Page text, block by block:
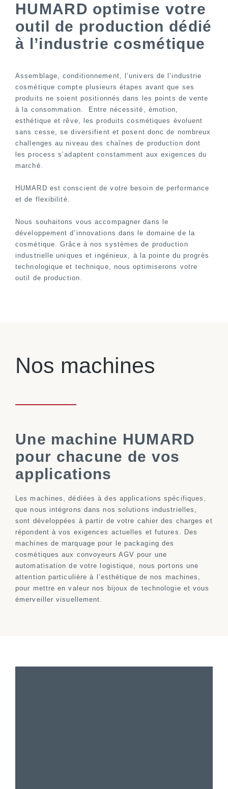
HUMARD optimise votre
outil de production dédié
à l’industrie cosmétique
Assemblage, conditionnement, l’univers de l’industrie
cosmétique compte plusieurs étapes avant que ses
produits ne soient positionnés dans les points de vente
à la consommation. Entre nécessité, émotion,
esthétique et rêve, les produits cosmétiques évoluent
sans cesse, se diversifient et posent donc de nombreux
challenges au niveau des chaînes de production dont
les process s’adaptent constamment aux exigences du
marché.
HUMARD est conscient de votre besoin de performance
et de flexibilité.
Nous souhaitons vous accompagner dans le
développement d’innovations dans le domaine de la
cosmétique. Grâce à nos systèmes de production
industrielle uniques et ingénieux, à la pointe du progrès
technologique et technique, nous optimiserons votre
outil de production.
Nos machines
Une machine HUMARD
pour chacune de vos
applications
Les machines, dédiées à des applications spécifiques,
que nous intégrons dans nos solutions industrielles,
sont développées à partir de votre cahier des charges et
répondent à vos exigences actuelles et futures. Des
machines de marquage pour le packaging des
cosmétiques aux convoyeurs AGV pour une
automatisation de votre logistique, nous portons une
attention particulière à l’esthétique de nos machines,
pour mettre en valeur nos bijoux de technologie et vous
émerveiller visuellement.